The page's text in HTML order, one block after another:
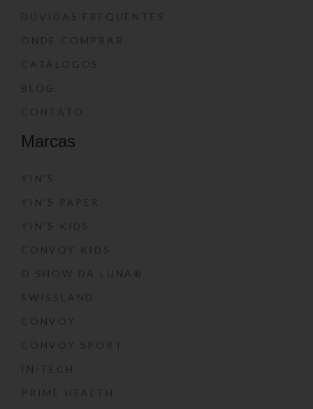
DÚVIDAS FREQUENTES
ONDE COMPRAR
CATÁLOGOS
BLOG
CONTATO
Marcas
YIN’S
YIN’S PAPER
YIN’S KIDS
CONVOY KIDS
O SHOW DA LUNA®
SWISSLAND
CONVOY
CONVOY SPORT
IN-TECH
PRIME HEALTH